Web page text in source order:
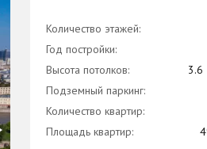
Количество этажей:
Год постройки:
Высота потолков:
Подземный паркинг:
Количество квартир:
Площадь квартир: